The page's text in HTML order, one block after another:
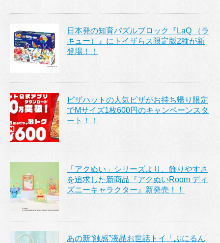
日本発の知育パズルブロック『LaQ （ラ
キュー）』にトイザらス限定版2種が新
登場！！
ピザハットの人気ピザがお持ち帰り限定
でMサイズ1枚600円のキャンペーンスタ
ート！！
「アクぬい」シリーズより、飾りやすさ
を追求した新商品『アクぬいRoom ディ
ズニーキャラクター』新発売！！
あの新“触感”液晶お世話トイ「ぷにるん